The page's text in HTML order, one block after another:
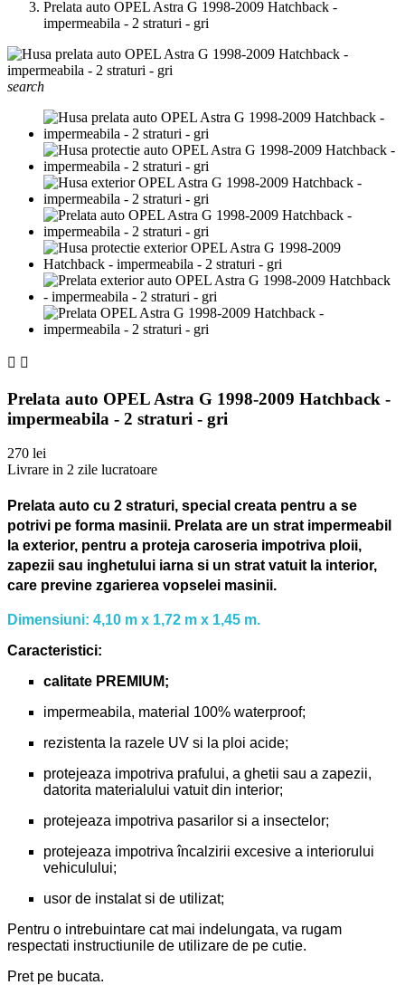
Prelata auto OPEL Astra G 1998-2009 Hatchback -
impermeabila - 2 straturi - gri
search
 
Prelata auto OPEL Astra G 1998-2009 Hatchback -
impermeabila - 2 straturi - gri
270 lei
Livrare in 2 zile lucratoare
Prelata auto cu 2 straturi, special creata pentru a se
potrivi pe forma masinii. Prelata are un strat impermeabil
la exterior, pentru a proteja caroseria impotriva ploii,
zapezii sau inghetului iarna si un strat vatuit la interior,
care previne zgarierea vopselei masinii.
Dimensiuni: 4,10 m x 1,72 m x 1,45 m.
Caracteristici:
calitate PREMIUM;
impermeabila, material 100% waterproof;
rezistenta la razele UV si la ploi acide;
protejeaza impotriva prafului, a ghetii sau a zapezii,
datorita materialului vatuit din interior;
protejeaza impotriva pasarilor si a insectelor;
protejeaza impotriva încalzirii excesive a interiorului
vehiculului;
usor de instalat si de utilizat;
Pentru o intrebuintare cat mai indelungata, va rugam
respectati instructiunile de utilizare de pe cutie.
Pret pe bucata.